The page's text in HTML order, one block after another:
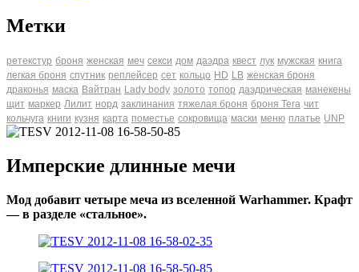
Метки
ретекстур броня женская меч секси дом даэдра квест лук мужская книга
легкая броня спутник реплейсер сет кольцо HD LB женская броня
драконья маска Вайтран Lady body золото топор даэдрическая манекены
щит маркер Лилит норд заклинания тяжелая броня броня Tera чит
кольчуга книги кузня карта поместье сокровища маски меню платье UNP
Имперские длинные мечи
Мод добавит четыре меча из вселенной Warhammer. Крафт
— в разделе «стальное».